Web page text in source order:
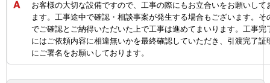
お客様の大切な設備ですので、工事の際にもお立合いをお願いして
ます。工事途中で確認・相談事案が発生する場合もございます。そ
でご確認とご納得いただいた上で工事は進めてまいります。工事完
にはご依頼内容に相違無いかを最終確認していただき、引渡完了証
にご署名をお願いしております。